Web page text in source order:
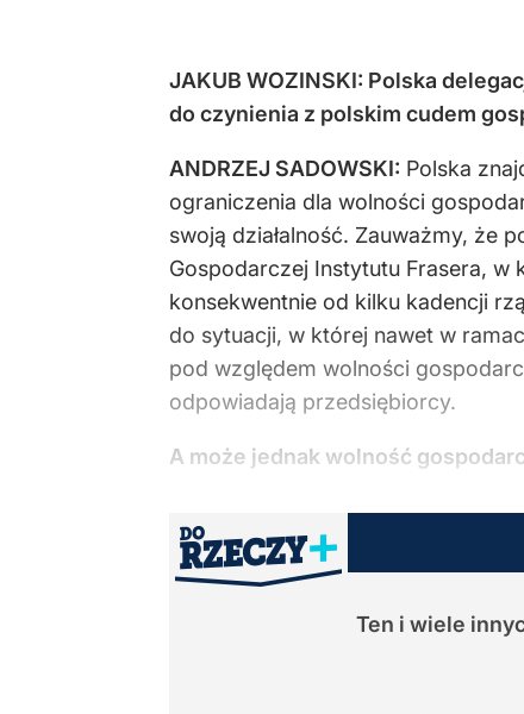
JAKUB WOZINSKI: Polska
do czynienia z polskim cudem
ANDRZEJ SADOWSKI: Polska
ograniczenia dla wolności
swoją działalność. Zauważmy, że
Gospodarczej Instytutu Frasera, w
konsekwentnie od kilku kadencji
do sytuacji, w której nawet w
pod względem wolności
odpowiadają przedsiębiorcy.
A może jednak wolność
Ten i wiele